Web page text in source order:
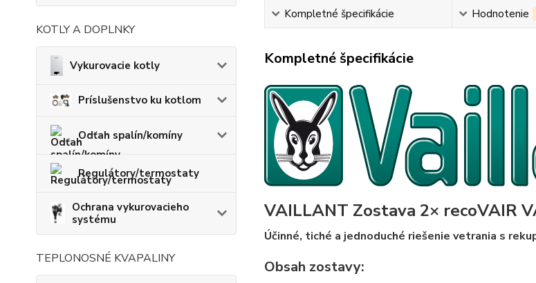
KOTLY A DOPLNKY
Vykurovacie kotly
Príslušenstvo ku kotlom
Odťah spalín/komíny
Regulátory/termostaty
Ochrana vykurovacieho
systému
TEPLONOSNÉ KVAPALINY
Kompletné špecifikácie Hodnotenie
Kompletné špecifikácie
VAILLANT Zostava 2× recoVAIR
Účinné, tiché a jednoduché riešenie vetrania s
Obsah zostavy: